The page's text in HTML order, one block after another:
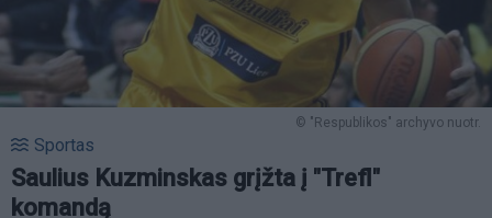
© "Respublikos" archyvo nuotr.
Sportas
Saulius Kuzminskas grįžta į "Trefl"
komandą